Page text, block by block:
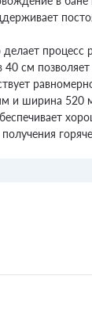
процесс
см
и ширина